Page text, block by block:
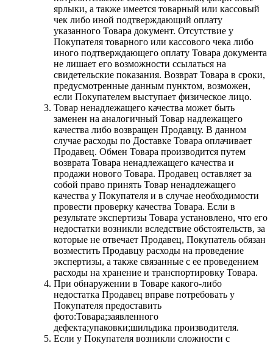
ярлыки, а также имеется товарный или кассовый
чек либо иной подтверждающий оплату
указанного Товара документ. Отсутствие у
Покупателя товарного или кассового чека либо
иного подтверждающего оплату Товара документа
не лишает его возможности ссылаться на
свидетельские показания. Возврат Товара в сроки,
предусмотренные данным пунктом, возможен,
если Покупателем выступает физическое лицо.
Товар ненадлежащего качества может быть
заменен на аналогичный Товар надлежащего
качества либо возвращен Продавцу. В данном
случае расходы по Доставке Товара оплачивает
Продавец. Обмен Товара производится путем
возврата Товара ненадлежащего качества и
продажи нового Товара. Продавец оставляет за
собой право принять Товар ненадлежащего
качества у Покупателя и в случае необходимости
провести проверку качества Товара. Если в
результате экспертизы Товара установлено, что его
недостатки возникли вследствие обстоятельств, за
которые не отвечает Продавец, Покупатель обязан
возместить Продавцу расходы на проведение
экспертизы, а также связанные с ее проведением
расходы на хранение и транспортировку Товара.
При обнаружении в Товаре какого-либо
недостатка Продавец вправе потребовать у
Покупателя предоставить
фото:Товара;заявленного
дефекта;упаковки;шильдика производителя.
Если у Покупателя возникли сложности с